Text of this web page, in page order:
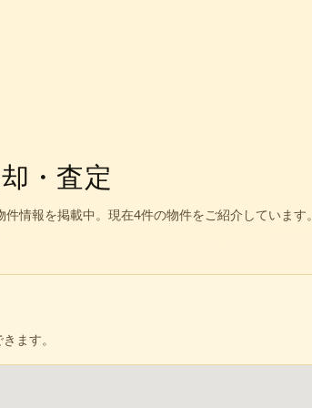
・査定
情報を掲載中。 現在4件の物件をご紹介しています。
ます。